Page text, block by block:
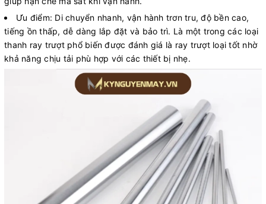
Ưu điểm: Di chuyển nhanh, vận hành trơn tru, độ bền cao,
tiếng ồn thấp, dễ dàng lắp đặt và bảo trì. Là một trong các loại
thanh ray trượt phổ biến được đánh giá là ray trượt loại tốt nhờ
khả năng chịu tải phù hợp với các thiết bị nhẹ.